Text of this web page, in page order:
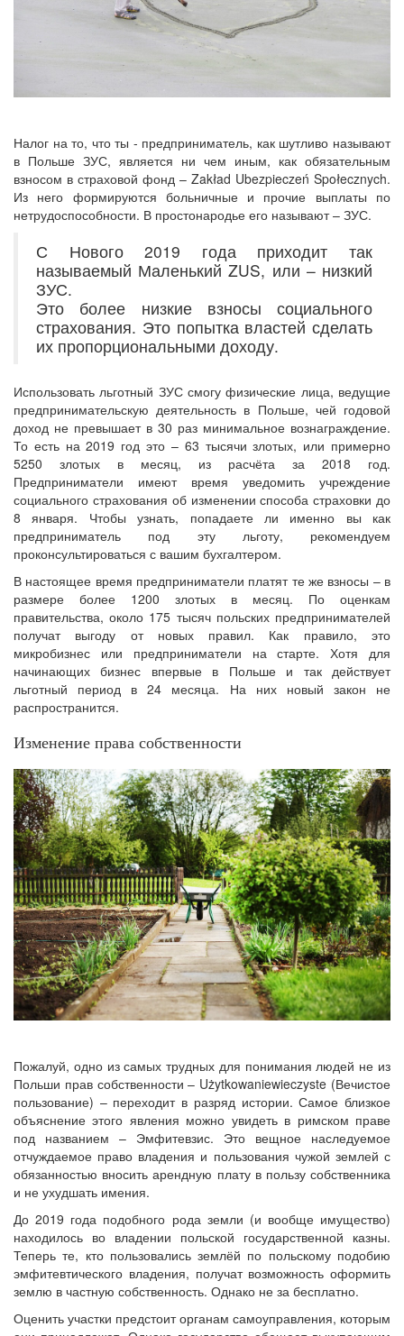
Налог на то, что ты - предприниматель, как шутливо называют
в Польше ЗУС, является ни чем иным, как обязательным
взносом в страховой фонд – Zakład Ubezpieczeń Społecznych.
Из него формируются больничные и прочие выплаты по
нетрудоспособности. В простонародье его называют – ЗУС.
С Нового 2019 года приходит так
называемый Маленький ZUS, или – низкий
ЗУС.
Это более низкие взносы социального
страхования. Это попытка властей сделать
их пропорциональными доходу.
Использовать льготный ЗУС смогу физические лица, ведущие
предпринимательскую деятельность в Польше, чей годовой
доход не превышает в 30 раз минимальное вознаграждение.
То есть на 2019 год это – 63 тысячи злотых, или примерно
5250 злотых в месяц, из расчёта за 2018 год.
Предприниматели имеют время уведомить учреждение
социального страхования об изменении способа страховки до
8 января. Чтобы узнать, попадаете ли именно вы как
предприниматель под эту льготу, рекомендуем
проконсультироваться с вашим бухгалтером.
В настоящее время предприниматели платят те же взносы – в
размере более 1200 злотых в месяц. По оценкам
правительства, около 175 тысяч польских предпринимателей
получат выгоду от новых правил. Как правило, это
микробизнес или предприниматели на старте. Хотя для
начинающих бизнес впервые в Польше и так действует
льготный период в 24 месяца. На них новый закон не
распространится.
Изменение права собственности
Пожалуй, одно из самых трудных для понимания людей не из
Польши прав собственности – Użytkowaniewieczyste (Вечистое
пользование) – переходит в разряд истории. Самое близкое
объяснение этого явления можно увидеть в римском праве
под названием – Эмфитевзис. Это вещное наследуемое
отчуждаемое право владения и пользования чужой землей с
обязанностью вносить арендную плату в пользу собственника
и не ухудшать имения.
До 2019 года подобного рода земли (и вообще имущество)
находилось во владении польской государственной казны.
Теперь те, кто пользовались землёй по польскому подобию
эмфитевтического владения, получат возможность оформить
землю в частную собственность. Однако не за бесплатно.
Оценить участки предстоит органам самоуправления, которым